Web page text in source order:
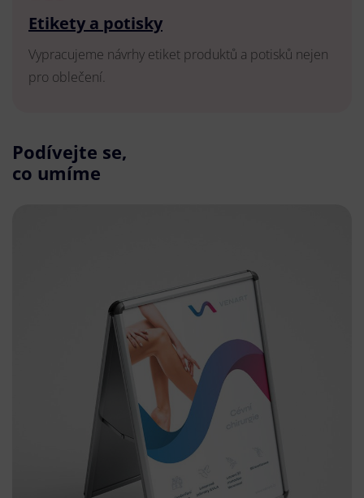
Etikety a potisky
Vypracujeme návrhy etiket produktů a potisků nejen
pro oblečení.
Podívejte se,
co umíme